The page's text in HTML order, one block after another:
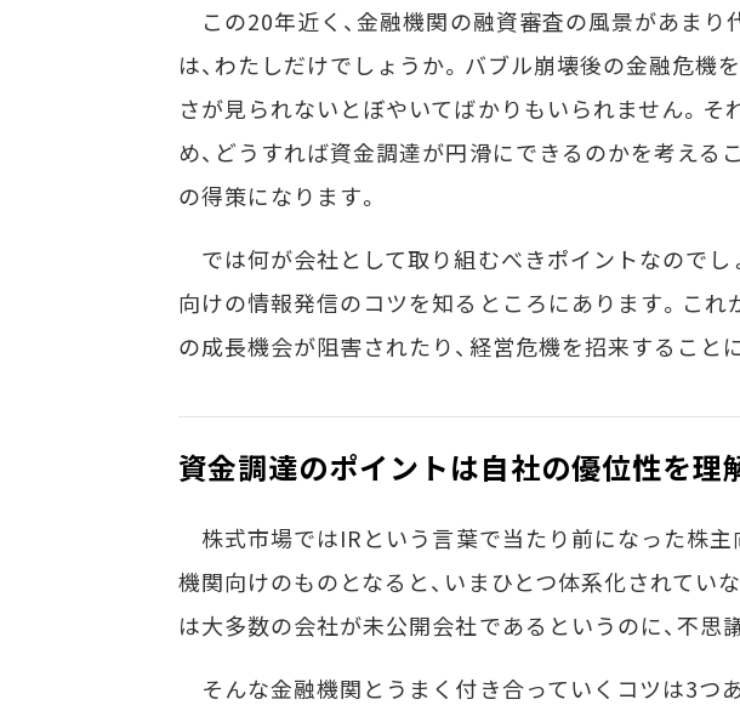
この20年近く、金融機関の融資審査の風景があまり
は、わたしだけでしょうか。バブル崩壊後の金融危機
さが見られないとぼやいてばかりもいられません。
め、どうすれば資金調達が円滑にできるのかを考える
の得策になります。
では何が会社として取り組むべきポイントなのでし
向けの情報発信のコツを知るところにあります。これ
の成長機会が阻害されたり、経営危機を招来すること
資金調達のポイントは自社の優位性を理
株式市場ではIRという言葉で当たり前になった株主
機関向けのものとなると、いまひとつ体系化されてい
は大多数の会社が未公開会社であるというのに、不思
そんな金融機関とうまく付き合っていくコツは3つ